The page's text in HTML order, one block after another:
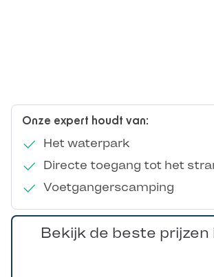
Onze expert houdt van:
Het waterpark
Directe toegang tot het
Voetgangerscamping
Bekijk de beste prijzen